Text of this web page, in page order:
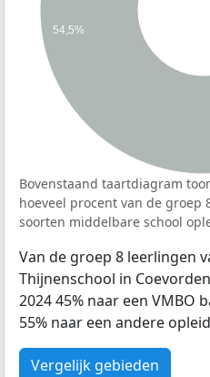
54,5%
Bovenstaand taartdiagram
hoeveel procent van de groep
soorten middelbare school
Van de groep 8 leerlingen
Thijnenschool in
2024 45% naar een VMBO
55% naar een andere
Vergelijk gebieden